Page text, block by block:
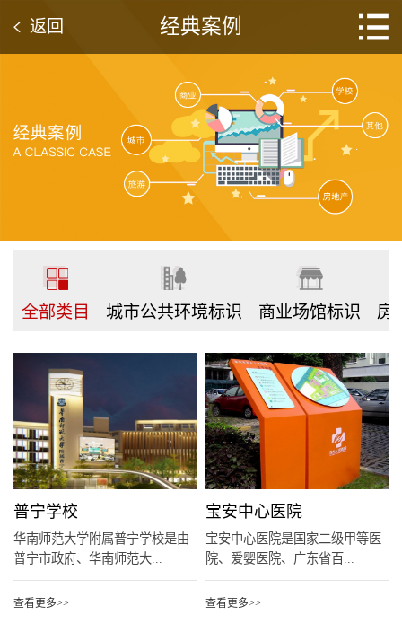
经典案例
返回
全部类目 城市公共环境标识 商业场馆标识 房
普宁学校
华南师范大学附属普宁学校是由
普宁市政府、华南师范大...
查看更多>>
宝安中心医院
宝安中心医院是国家二级甲等医
院、爱婴医院、广东省百...
查看更多>>